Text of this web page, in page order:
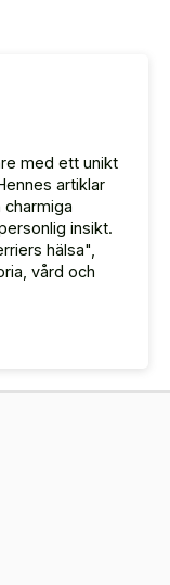
med ett unikt
artiklar
insikt.
hälsa",
vård och